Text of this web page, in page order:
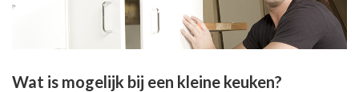
Wat is mogelijk bij een kleine keuken?